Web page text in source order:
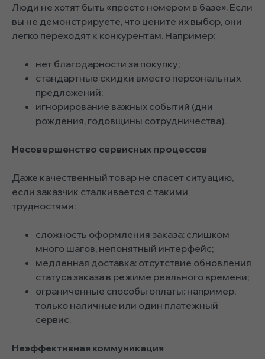
Люди не хотят быть «просто номером в базе». Если
вы не демонстрируете, что цените их выбор, они
легко переходят к конкурентам. Например:
нет благодарности за покупку;
стандартные скидки вместо персональных
предложений;
игнорирование важных событий (дни
рождения, годовщины сотрудничества).
Несовершенство сервисных процессов
Даже качественный товар не спасет ситуацию,
если заказчик сталкивается с такими
трудностями:
сложность оформления заказа: слишком
много шагов, непонятный интерфейс;
медленная доставка: отсутствие обновления
статуса заказа в режиме реального времени;
ограниченные способы оплаты: например,
только наличные или один платежный
сервис.
Неэффективная коммуникация